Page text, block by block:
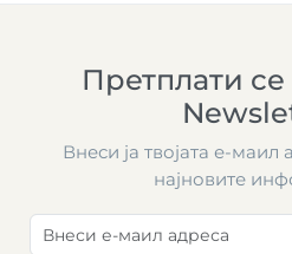
Претплати
Внеси ја твојата е-маил
најновите